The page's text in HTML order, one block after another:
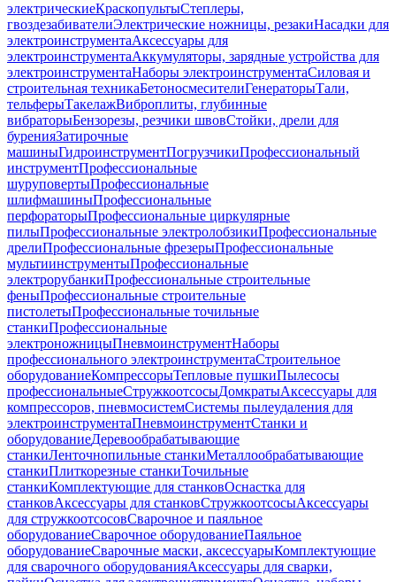
электрическиеКраскопультыСтеплеры,
гвоздезабивателиЭлектрические ножницы, резакиНасадки для
электроинструментаАксессуары для
электроинструментаАккумуляторы, зарядные устройства для
электроинструментаНаборы электроинструментаСиловая и
строительная техникаБетоносмесителиГенераторыТали,
тельферыТакелажВиброплиты, глубинные
вибраторыБензорезы, резчики швовСтойки, дрели для
буренияЗатирочные
машиныГидроинструментПогрузчикиПрофессиональный
инструментПрофессиональные
шуруповертыПрофессиональные
шлифмашиныПрофессиональные
перфораторыПрофессиональные циркулярные
пилыПрофессиональные электролобзикиПрофессиональные
дрелиПрофессиональные фрезерыПрофессиональные
мультиинструментыПрофессиональные
электрорубанкиПрофессиональные строительные
феныПрофессиональные строительные
пистолетыПрофессиональные точильные
станкиПрофессиональные
электроножницыПневмоинструментНаборы
профессионального электроинструментаСтроительное
оборудованиеКомпрессорыТепловые пушкиПылесосы
профессиональныеСтружкоотсосыДомкратыАксессуары для
компрессоров, пневмосистемСистемы пылеудаления для
электроинструментаПневмоинструментСтанки и
оборудованиеДеревообрабатывающие
станкиЛенточнопильные станкиМеталлообрабатывающие
станкиПлиткорезные станкиТочильные
станкиКомплектующие для станковОснастка для
станковАксессуары для станковСтружкоотсосыАксессуары
для стружкоотсосовСварочное и паяльное
оборудованиеСварочное оборудованиеПаяльное
оборудованиеСварочные маски, аксессуарыКомплектующие
для сварочного оборудованияАксессуары для сварки,